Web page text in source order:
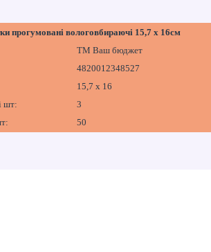
прогумовані вологовбираючі 15,7 х 16см
ТМ Ваш бюджет
4820012348527
15,7 х 16
шт:
3
50